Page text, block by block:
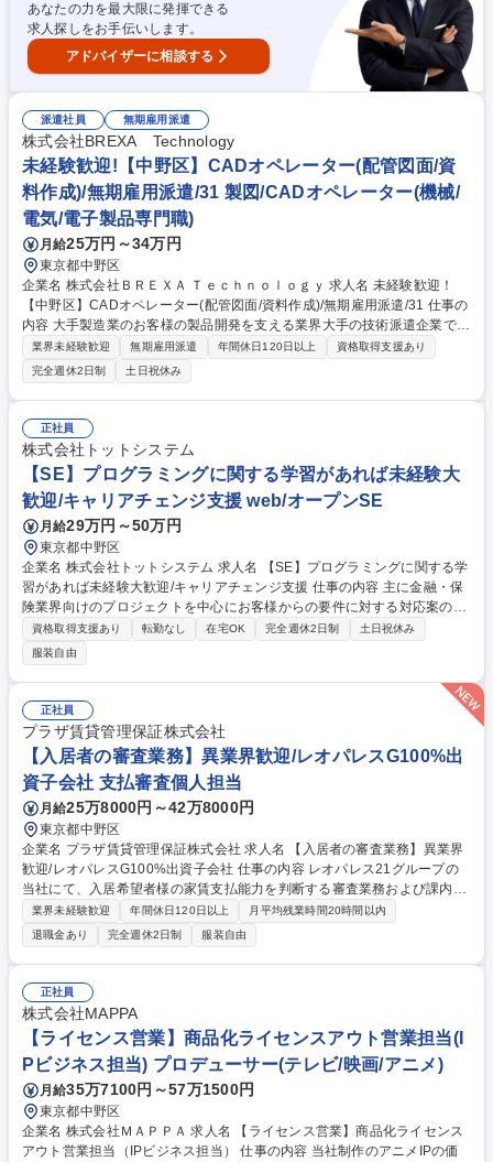
あなたの力を最大限に発揮できる
求人探しをお手伝いします。
アドバイザーに相談する
派遣社員 無期雇用派遣
株式会社BREXA Technology
未経験歓迎!【中野区】CADオペレーター(配管図面/資
料作成)/無期雇用派遣/31 製図/CADオペレーター(機械/
電気/電子製品専門職)
月給25万円～34万円
東京都中野区
企業名 株式会社ＢＲＥＸＡ Ｔｅｃｈｎｏｌｏｇｙ 求人名 未経験歓迎！
【中野区】CADオペレーター(配管図面/資料作成)/無期雇用派遣/31 仕事の
内容 大手製造業のお客様の製品開発を支える業界大手の技術派遣企業で
す。そんな当社で、ものづくりに欠かせない”高品質な水”を作る大手企業
メーカーでのCADオペレーター業務をお任せいたします。 安定した成長
を続ける業界で、確かな技術を学ぶことができます。 【業務内容】 ・CA
D図面を参照したモデル作成 ・CADソフトの操作 ・データ加工/整理（Ex
cel） 募集職種 未経験歓迎！【中野区】CADオペレーター(配管図面/資料
作成)/無期雇用派遣/31
業界未経験歓迎 無期雇用派遣 年間休日120日以上
資格取得支援あり
完全週休2日制
土日祝休み
正社員
株式会社トットシステム
【SE】プログラミングに関する学習があれば未経験大
歓迎/キャリアチェンジ支援 web/オープンSE
月給29万円～50万円
東京都中野区
企業名 株式会社トットシステム 求人名 【SE】プログラミングに関する学
習があれば未経験大歓迎/キャリアチェンジ支援 仕事の内容 主に金融・保
険業界向けのプロジェクトを中心にお客様からの要件に対する対応案の策
定・作業見積～設計、実装、テスト、リリース、稼働後のメンテナンスま
で、上流から下流まで一貫した工程をご担当いただきます。 生成AIを用い
たテストコードの自動生成・評価などのPoCも実施しています。一緒に働
くメンバーは当案件に長年関わってきたメンバーです。入社後は、ベテラ
ンのリーダーのもと、できる業務から少しずつ慣れていただきます。ま
た、業務の隙間時間等に、教材を用いて必要な知識を学習いただきます
が、その際、先輩社員から教えてもらうことも可能です。未経験でも安心
してスキルアップできる環境です。 募集職種 【SE】プログラミングに関
する学習があれば未経験大歓迎/キャリアチェンジ支援
資格取得支援あり 転勤なし 在宅OK 完全週休2日制
土日祝休み
服装自由
正社員
プラザ賃貸管理保証株式会社
【入居者の審査業務】異業界歓迎/レオパレスG100%出
資子会社 支払審査個人担当
月給25万8000円～42万8000円
東京都中野区
企業名 プラザ賃貸管理保証株式会社 求人名 【入居者の審査業務】異業界
歓迎/レオパレスG100%出資子会社 仕事の内容 レオパレス21グループの
当社にて、入居希望者様の家賃支払能力を判断する審査業務および課内付
帯業務全般をお任せします。 【具体的には】■入居申込書の受付および内
容の精査・確認 ■AIツールおよび個人信用情報機関のデータを活用した審
査実務 ■基幹システムへの審査結果や顧客情報の入力 ■審査に関連する社
内各部署との情報連携および業界情報の収集 ■会議資料の作成や稟議起案
などの社内調整・事務業務 ※将来的に、組織の内部統制を担う監査的な役
割や、チームを統括するマネジメント業務もお任せする予定です。 募集職
種 【入居者の審査業務】異業界歓迎/レオパレスG100%出資子会社
業界未経験歓迎 年間休日120日以上
月平均残業時間20時間以内
退職金あり
完全週休2日制 服装自由
正社員
株式会社MAPPA
【ライセンス営業】商品化ライセンスアウト営業担当(I
Pビジネス担当) プロデューサー(テレビ/映画/アニメ)
月給35万7100円～57万1500円
東京都中野区
企業名 株式会社ＭＡＰＰＡ 求人名 【ライセンス営業】商品化ライセンス
アウト営業担当（IPビジネス担当） 仕事の内容 当社制作のアニメIPの価